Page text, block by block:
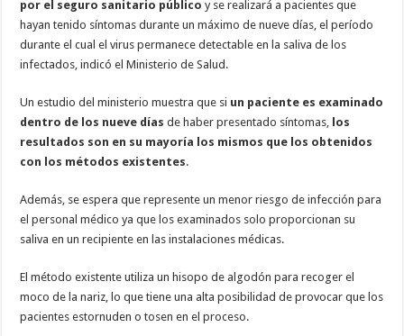
por el seguro sanitario público y se realizará a pacientes que
hayan tenido síntomas durante un máximo de nueve días, el período
durante el cual el virus permanece detectable en la saliva de los
infectados, indicó el Ministerio de Salud.
Un estudio del ministerio muestra que si un paciente es examinado
dentro de los nueve días de haber presentado síntomas, los
resultados son en su mayoría los mismos que los obtenidos
con los métodos existentes.
Además, se espera que represente un menor riesgo de infección para
el personal médico ya que los examinados solo proporcionan su
saliva en un recipiente en las instalaciones médicas.
El método existente utiliza un hisopo de algodón para recoger el
moco de la nariz, lo que tiene una alta posibilidad de provocar que los
pacientes estornuden o tosen en el proceso.